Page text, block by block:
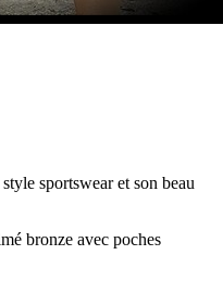
sportswear et son beau
bronze avec poches